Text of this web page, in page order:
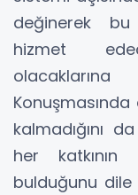
değinerek
hizmet
Konuşmasında
kalmadığını
her katkının
bulduğunu dile